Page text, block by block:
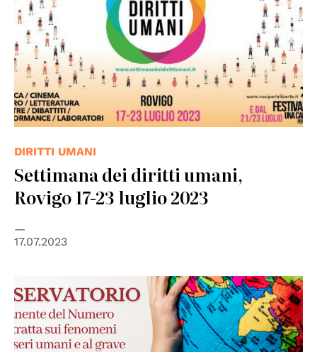
DIRITTI UMANI
Settimana dei diritti umani,
Rovigo 17-23 luglio 2023
17.07.2023